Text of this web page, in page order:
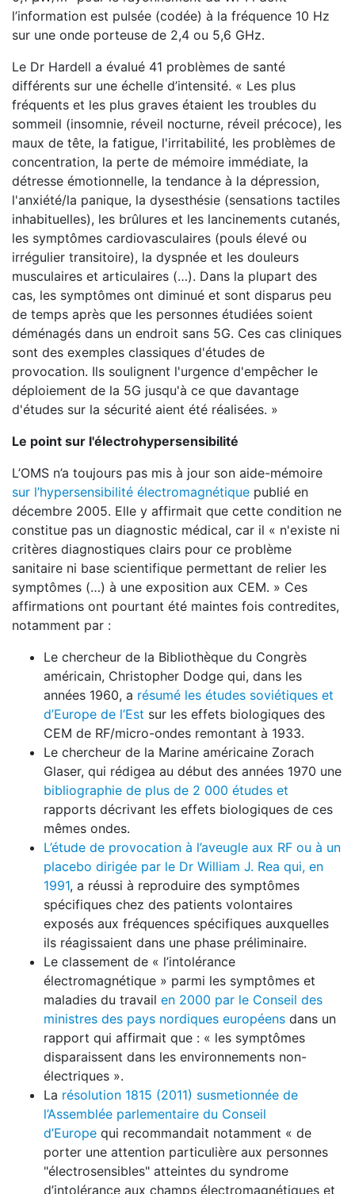
l’information est pulsée (codée) à la fréquence 10 Hz
sur une onde porteuse de 2,4 ou 5,6 GHz.
Le Dr Hardell a évalué 41 problèmes de santé
différents sur une échelle d’intensité. « Les plus
fréquents et les plus graves étaient les troubles du
sommeil (insomnie, réveil nocturne, réveil précoce), les
maux de tête, la fatigue, l'irritabilité, les problèmes de
concentration, la perte de mémoire immédiate, la
détresse émotionnelle, la tendance à la dépression,
l'anxiété/la panique, la dysesthésie (sensations tactiles
inhabituelles), les brûlures et les lancinements cutanés,
les symptômes cardiovasculaires (pouls élevé ou
irrégulier transitoire), la dyspnée et les douleurs
musculaires et articulaires (…). Dans la plupart des
cas, les symptômes ont diminué et sont disparus peu
de temps après que les personnes étudiées soient
déménagés dans un endroit sans 5G. Ces cas cliniques
sont des exemples classiques d'études de
provocation. Ils soulignent l'urgence d'empêcher le
déploiement de la 5G jusqu'à ce que davantage
d'études sur la sécurité aient été réalisées. »
Le point sur l'électrohypersensibilité
L’OMS n’a toujours pas mis à jour son aide-mémoire
sur l’hypersensibilité électromagnétique publié en
décembre 2005. Elle y affirmait que cette condition ne
constitue pas un diagnostic médical, car il « n'existe ni
critères diagnostiques clairs pour ce problème
sanitaire ni base scientifique permettant de relier les
symptômes (…) à une exposition aux CEM. » Ces
affirmations ont pourtant été maintes fois contredites,
notamment par :
Le chercheur de la Bibliothèque du Congrès
américain, Christopher Dodge qui, dans les
années 1960, a résumé les études soviétiques et
d’Europe de l’Est sur les effets biologiques des
CEM de RF/micro-ondes remontant à 1933.
Le chercheur de la Marine américaine Zorach
Glaser, qui rédigea au début des années 1970 une
bibliographie de plus de 2 000 études et
rapports décrivant les effets biologiques de ces
mêmes ondes.
L’étude de provocation à l’aveugle aux RF ou à un
placebo dirigée par le Dr William J. Rea qui, en
1991, a réussi à reproduire des symptômes
spécifiques chez des patients volontaires
exposés aux fréquences spécifiques auxquelles
ils réagissaient dans une phase préliminaire.
Le classement de « l’intolérance
électromagnétique » parmi les symptômes et
maladies du travail en 2000 par le Conseil des
ministres des pays nordiques européens dans un
rapport qui affirmait que : « les symptômes
disparaissent dans les environnements non-
électriques ».
La résolution 1815 (2011) susmetionnée de
l’Assemblée parlementaire du Conseil
d’Europe qui recommandait notamment « de
porter une attention particulière aux personnes
"électrosensibles" atteintes du syndrome
d’intolérance aux champs électromagnétiques et